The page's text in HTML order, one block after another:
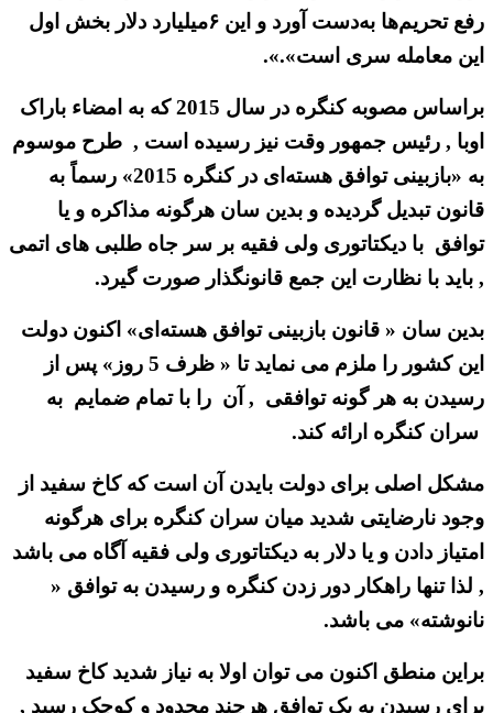
رفع تحریم‌ها به‌دست آورد و این ۶میلیارد دلار بخش اول
این معامله سری است».».
براساس مصوبه کنگره در سال 2015 که به امضاء باراک
اوبا , رئیس جمهور وقت نیز رسیده است , طرح موسوم
به «بازبینی توافق هسته‌ای در کنگره 2015» رسماً به
قانون تبدیل گردیده و بدین سان هرگونه مذاکره و یا
توافق با دیکتاتوری ولی فقیه بر سر جاه طلبی های اتمی
, باید با نظارت این جمع قانونگذار صورت گیرد.
بدین سان « قانون بازبینی توافق هسته‌ای» اکنون دولت
این کشور را ملزم می نماید تا « ظرف 5 روز» پس از
رسیدن به هر گونه توافقی , آن را با تمام ضمایم به
سران کنگره ارائه کند.
مشکل اصلی برای دولت بایدن آن است که کاخ سفید از
وجود نارضایتی شدید میان سران کنگره برای هرگونه
امتیاز دادن و یا دلار به دیکتاتوری ولی فقیه آگاه می باشد
, لذا تنها راهکار دور زدن کنگره و رسیدن به توافق «
نانوشته» می باشد.
براین منطق اکنون می توان اولا به نیاز شدید کاخ سفید
برای رسیدن به یک توافق هرچند محدود و کوچک رسید ,